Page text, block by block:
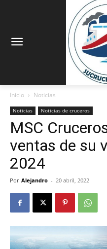
Inicio Noticias
Noticias Noticias de cruceros
MSC
ventas de su
2024
Por Alejandro - 20 abril, 2022